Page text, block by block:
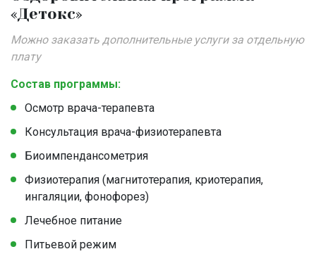
«Детокс»
Можно заказать дополнительные услуги за отдельную
плату
Состав программы:
Осмотр врача-терапевта
Консультация врача-физиотерапевта
Биоимпендансометрия
Физиотерапия (магнитотерапия, криотерапия,
ингаляции, фонофорез)
Лечебное питание
Питьевой режим